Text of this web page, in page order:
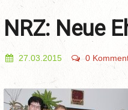
NRZ: Neue
27.03.2015 0